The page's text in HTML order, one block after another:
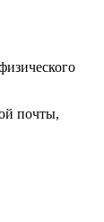
почты,